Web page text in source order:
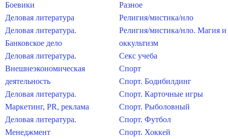
Боевики
Деловая литература
Деловая литература.
Банковское дело
Деловая литература.
Внешнеэкономическая
деятельность
Деловая литература.
Маркетинг, PR, реклама
Деловая литература.
Менеджмент
Разное
Религия/мистика/нло
Религия/мистика/нло. Магия и
оккультизм
Секс учеба
Спорт
Спорт. Бодибилдинг
Спорт. Карточные игры
Спорт. Рыболовный
Спорт. Футбол
Спорт. Хоккей